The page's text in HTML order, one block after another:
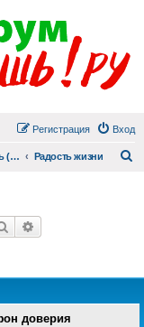
Вход
Регистрация
Наша жизнь (не всё же о суициде!) Радость жизни
Поиск
доверия